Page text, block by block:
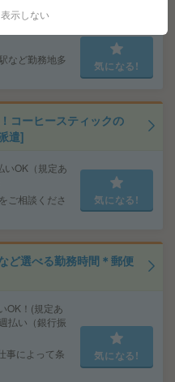
分け[派遣]
など勤務地多
気になる!
コーヒースティックの
遣]
OK（規定あ
ご相談くださ
気になる!
ど選べる勤務時間＊郵便
OK！(規定あ
払い（銀行振
事によって条
気になる!
示しない